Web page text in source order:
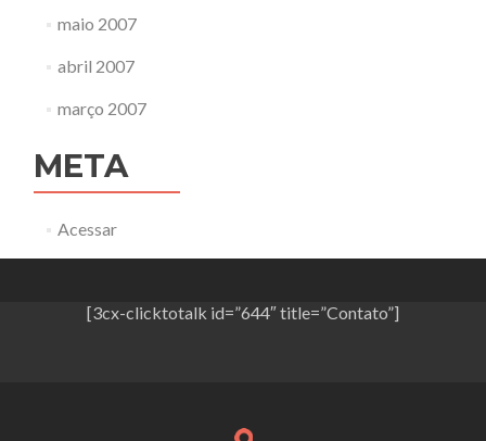
maio 2007
abril 2007
março 2007
META
Acessar
[3cx-clicktotalk id=”644″ title=”Contato”]